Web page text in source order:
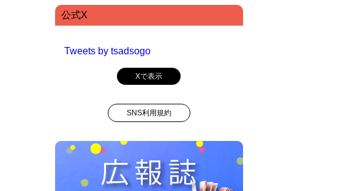
公式X
Tweets by tsadsogo
Xで表示
SNS利用規約